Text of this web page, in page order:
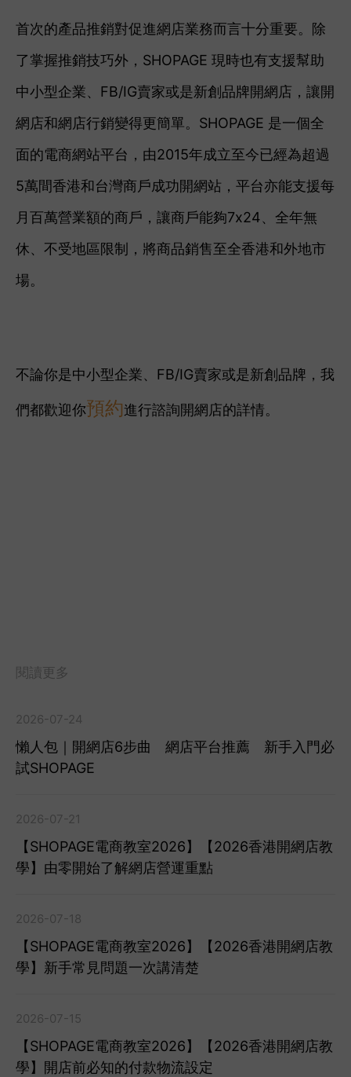
首次的產品推銷對促進網店業務而言十分重要。除
了掌握推銷技巧外，SHOPAGE 現時也有支援幫助
中小型企業、FB/IG賣家或是新創品牌開網店，讓開
網店和網店行銷變得更簡單。SHOPAGE 是一個全
面的電商網站平台，由2015年成立至今已經為超過
5萬間香港和台灣商戶成功開網站，平台亦能支援每
月百萬營業額的商戶，讓商戶能夠7x24、全年無
休、不受地區限制，將商品銷售至全香港和外地市
場。
不論你是中小型企業、FB/IG賣家或是新創品牌，我
們都歡迎你預約進行諮詢開網店的詳情。
閱讀更多
2026-07-24
懶人包｜開網店6步曲 網店平台推薦 新手入門必
試SHOPAGE
2026-07-21
【SHOPAGE電商教室2026】【2026香港開網店教
學】由零開始了解網店營運重點
2026-07-18
【SHOPAGE電商教室2026】【2026香港開網店教
學】新手常見問題一次講清楚
2026-07-15
【SHOPAGE電商教室2026】【2026香港開網店教
學】開店前必知的付款物流設定